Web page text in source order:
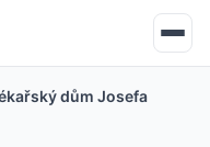
dům Josefa